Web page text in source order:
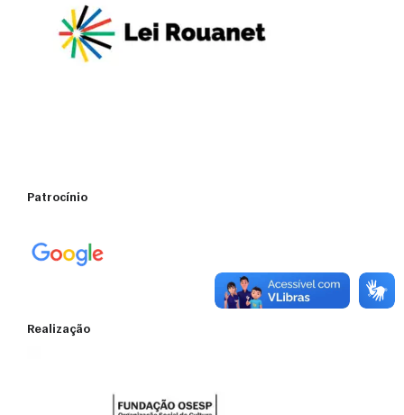
Patrocínio
Realização